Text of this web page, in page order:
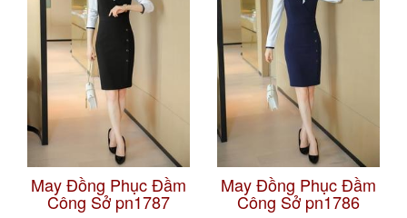
May Đồng Phục Đầm
Công Sở pn1787
May Đồng Phục Đầm
Công Sở pn1786